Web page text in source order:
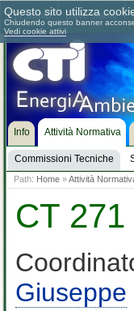
Chi siamo Dove siamo
Info Attività Normativa
Commissioni Tecniche
Path: Home »Attività
CT
Giuseppe
Questo sito utilizza
Chiudendo questo banner
Vedi cookie attivi